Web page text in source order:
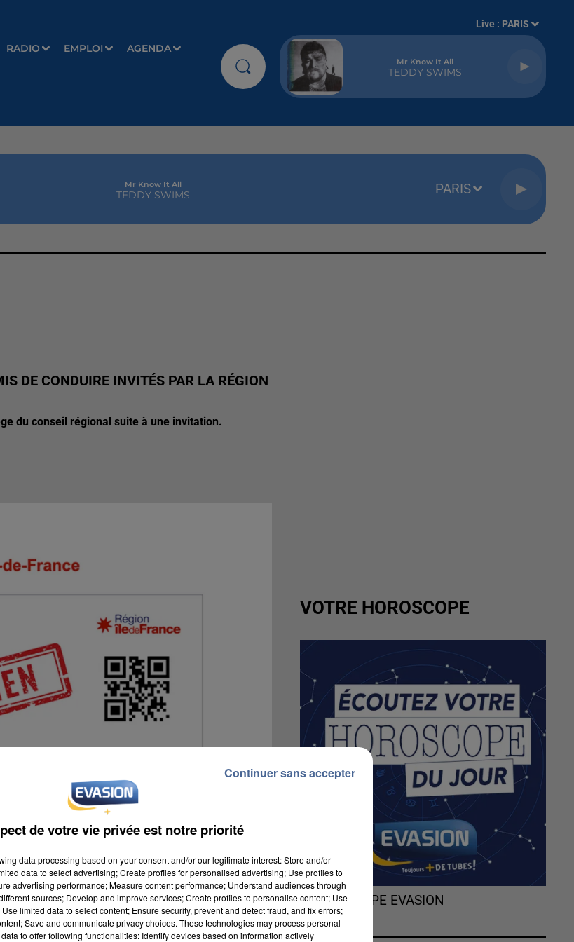
RADIO EMPLOI AGENDA
Live : PARIS
Mr Know It All
TEDDY SWIMS
Mr Know It All
TEDDY SWIMS PARIS
DE CONDUIRE INVITÉS PAR LA RÉGION
du conseil régional suite à une invitation.
au siège du conseil régional suite à une
comme un simulateur de conduite,
VOTRE HOROSCOPE
L'HOROSCOPE EVASION
de votre vie privée est notre priorité
data processing based on your consent and/or our legitimate interest: Store and/or
data to select advertising; Create profiles for personalised advertising; Use profiles to
advertising performance; Measure content performance; Understand audiences through
sources; Develop and improve services; Create profiles to personalise content; Use
limited data to select content; Ensure security, prevent and detect fraud, and fix errors;
Save and communicate privacy choices. These technologies may process personal
to offer following functionalities: Identify devices based on information actively
Continuer sans accepter